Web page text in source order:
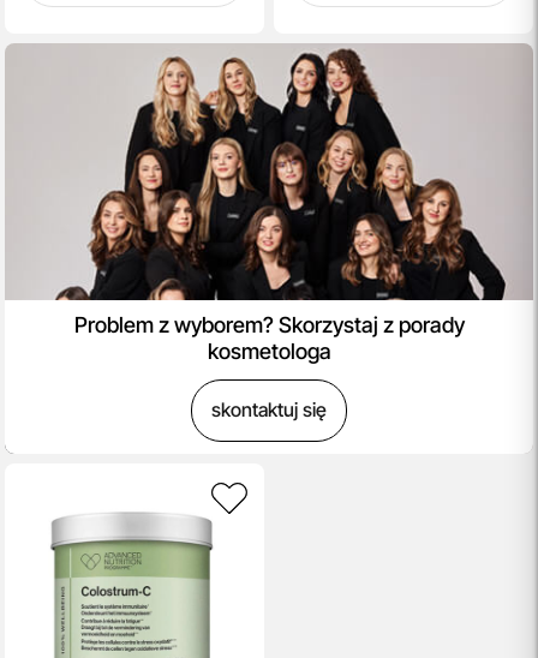
Problem z wyborem? Skorzystaj z porady
kosmetologa
skontaktuj się